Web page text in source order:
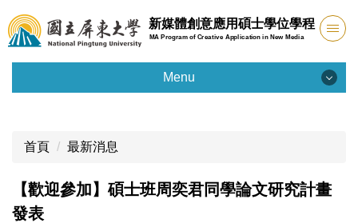
跳
到
主
新媒體創意應用碩士學位學程
MA Program of Creative Application in New Media
Menu
學程簡介
課程規劃
首頁 最新消息
【歡迎參加】碩士班周奕君同學論文研究計畫
發表